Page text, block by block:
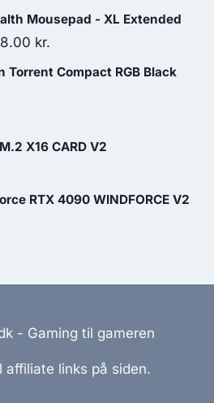
Mousepad - XL Extended
kr.
price
Torrent Compact RGB Black
X16 CARD V2
RTX 4090 WINDFORCE V2
- Gaming til gameren
affiliate links på siden.